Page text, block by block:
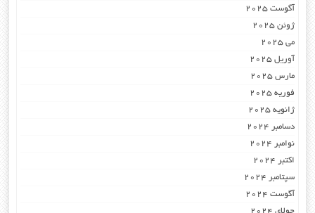
آگوست 2025
ژوئن 2025
می 2025
آوریل 2025
مارس 2025
فوریه 2025
ژانویه 2025
دسامبر 2024
نوامبر 2024
اکتبر 2024
سپتامبر 2024
آگوست 2024